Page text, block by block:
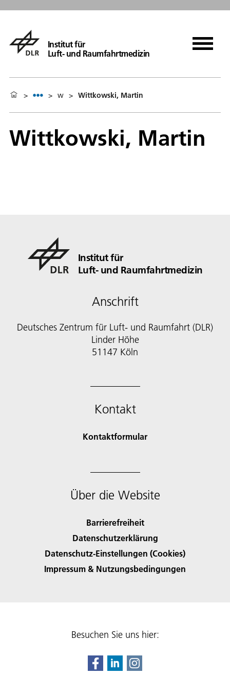
Institut für
Luft- und Raumfahrtmedizin
> > w > Wittkowski, Martin
Wittkowski, Martin
Institut für
Luft- und Raumfahrtmedizin
Anschrift
Deutsches Zentrum für Luft- und Raumfahrt (DLR)
Linder Höhe
51147 Köln
Kontakt
Kontaktformular
Über die Website
Barrierefreiheit
Datenschutzerklärung
Datenschutz-Einstellungen (Cookies)
Impressum & Nutzungsbedingungen
Besuchen Sie uns hier: